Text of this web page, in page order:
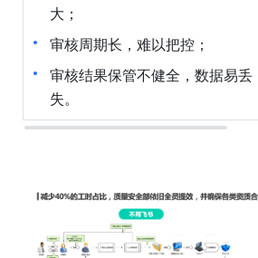
大；
审核周期长，难以把控；
审核结果保管不健全，数据易丢
失。